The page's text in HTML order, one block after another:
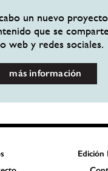
un nuevo
que se
web y redes sociales.
más información
Edición